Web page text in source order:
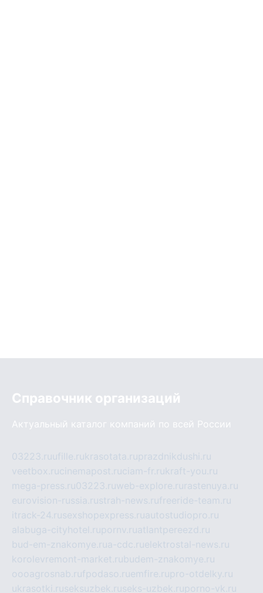
Справочник организаций
Актуальный каталог компаний по всей России
03223.ruufille.rukrasotata.ruprazdnikdushi.ru
veetbox.rucinemapost.ruciam-fr.rukraft-you.ru
mega-press.ru03223.ruweb-explore.ru rastenuya.ru
eurovision-russia.rustrah-news.rufreeride-team.ru
itrack-24.rusexshopexpress.ruautostudiopro.ru
alabuga-cityhotel.rupornv.ruatlantpereezd.ru
bud-em-znakomye.rua-cdc.ruelektrostal-news.ru
korolevremont-market.rubudem-znakomye.ru
oooagrosnab.rufpodaso.ruemfire.rupro-otdelky.ru
ukrasotki.ruseksuzbek.ruseks-uzbek.ruporno-vk.ru